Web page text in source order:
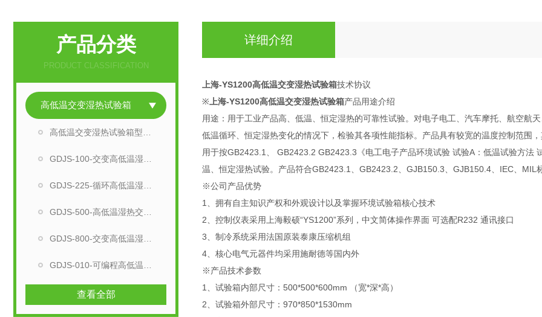
产品分类
PRODUCT CLASSIFICATION
高低温交变湿热试验箱
查看全部
详细介绍
上海-YS1200高低温交变湿热试验箱技术协议
※ 上海-YS1200高低温交变湿热试验箱产品用途介绍
用途：用于工业产品高、低温、恒定湿热的可靠性试验。对电子电工、汽车摩托、航空航
低温循环、恒定湿热变化的情况下，检验其各项性能指标。产品具有较宽的温度控制范围
用于按GB2423.1、 GB2423.2 GB2423.3《电工电子产品环境试验 试验A：低温试验方法
温、恒定湿热试验。产品符合GB2423.1、GB2423.2、GJB150.3、GJB150.4、IEC、MIL
※公司产品优势
1、拥有自主知识产权和外观设计以及掌握环境试验箱核心技术
2、控制仪表采用上海毅硕“YS1200”系列，中文简体操作界面 可选配R232 通讯接口
3、制冷系统采用法国原装泰康压缩机组
4、核心电气元器件均采用施耐德等国内外
※产品技术参数
1、试验箱内部尺寸：500*500*600mm （宽*深*高）
2、试验箱外部尺寸：970*850*1530mm